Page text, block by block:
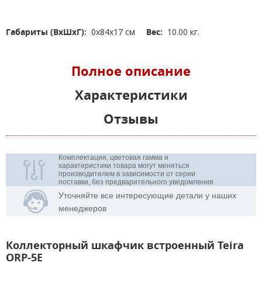
Габариты (ВхШхГ): 0x84x17 см Вес: 10.00 кг.
Полное описание
Характеристики
Отзывы
Комплектация, цветовая гамма и
характеристики товара могут меняться
производителем в зависимости от серии
поставки, без предварительного уведомления
Уточняйте все интересующие детали у наших
менеджеров
Коллекторный шкафчик встроенный Teira
ORP-5E